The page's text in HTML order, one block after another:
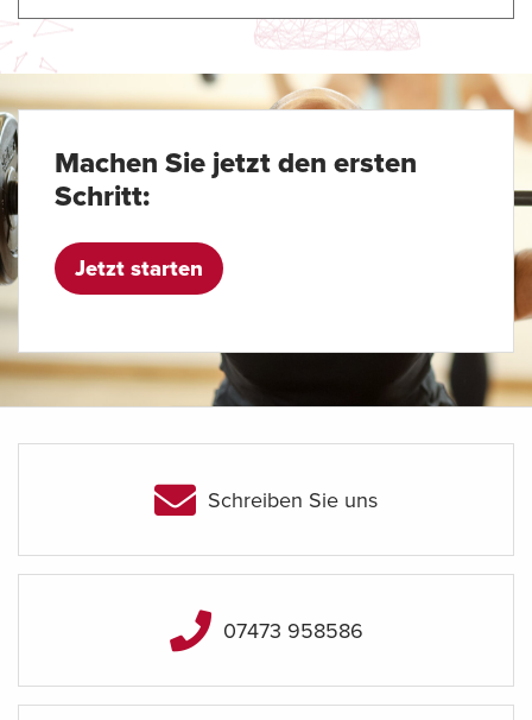
Machen Sie jetzt den ersten
Schritt:
Jetzt starten
Schreiben Sie uns
07473 958586